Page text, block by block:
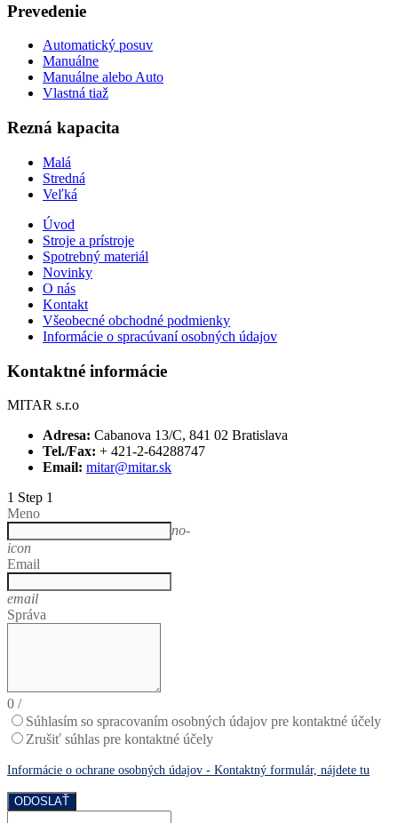
Prevedenie
Automatický posuv
Manuálne
Manuálne alebo Auto
Vlastná tiaž
Rezná kapacita
Malá
Stredná
Veľká
Úvod
Stroje a prístroje
Spotrebný materiál
Novinky
O nás
Kontakt
Všeobecné obchodné podmienky
Informácie o spracúvaní osobných údajov
Kontaktné informácie
MITAR s.r.o
Adresa: Cabanova 13/C, 841 02 Bratislava
Tel./Fax: + 421-2-64288747
Email: mitar@mitar.sk
1 Step 1
Meno
no-
icon
Email
email
Správa
0 /
Súhlasím so spracovaním osobných údajov pre kontaktné účely
Zrušiť súhlas pre kontaktné účely
Informácie o ochrane osobných údajov - Kontaktný formulár, nájdete tu
ODOSLAŤ